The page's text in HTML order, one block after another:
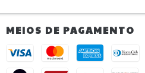
MEIOS DE PAGAMENTO